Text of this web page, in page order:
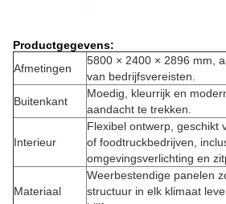
Productgegevens:
Afmetingen
5800 × 2400 × 2896 mm,
van bedrijfsvereisten.
Buitenkant
Moedig, kleurrijk en
aandacht te trekken.
Interieur
Flexibel ontwerp, geschikt
of foodtruckbedrijven,
omgevingsverlichting en
Materiaal
Weerbestendige panelen
structuur in elk klimaat